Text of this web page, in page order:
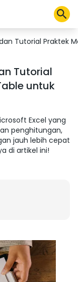
Tutorial Praktek
Tutorial
untuk
Excel yang
penghitungan,
jauh lebih cepat
di artikel ini!